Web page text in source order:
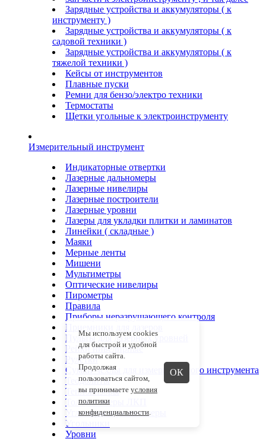
Зарядные устройства и аккумуляторы ( к
инструменту )
Зарядные устройства и аккумуляторы ( к
садовой техники )
Зарядные устройства и аккумуляторы ( к
тяжелой техники )
Кейсы от инструментов
Плавные пуски
Ремни для бензо/электро техники
Термостаты
Щетки угольные к электроинструменту
Измерительный инструмент
Индикаторные отвертки
Лазерные дальномеры
Лазерные нивелиры
Лазерные построители
Лазерные уровни
Лазеры для укладки плитки и ламинатов
Линейки ( складные )
Маяки
Мерные ленты
Мишени
Мультиметры
Оптические нивелиры
Пирометры
Правила
Приборы неразрушающего контроля
Приемники для лазеров
Пульты для лазерных уровней
Рейки нивелирные
Рулетки
Сумки-чехлы для измерительного инструмента
Теодолиты
Тепловизоры
Толщиномеры ЛКП
Угломеры и уклономеры
Угольники
Уровни
Мы используем cookies
для быстрой и удобной
работы сайта.
Продолжая
пользоваться сайтом,
вы принимаете условия
политики
конфиденциальности.
ОК